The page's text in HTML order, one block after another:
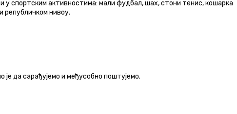
у спортским активностима: мали фудбал, шах, стони тенис, кошарка
републичком нивоу.
да сарађујемо и међусобно поштујемо.